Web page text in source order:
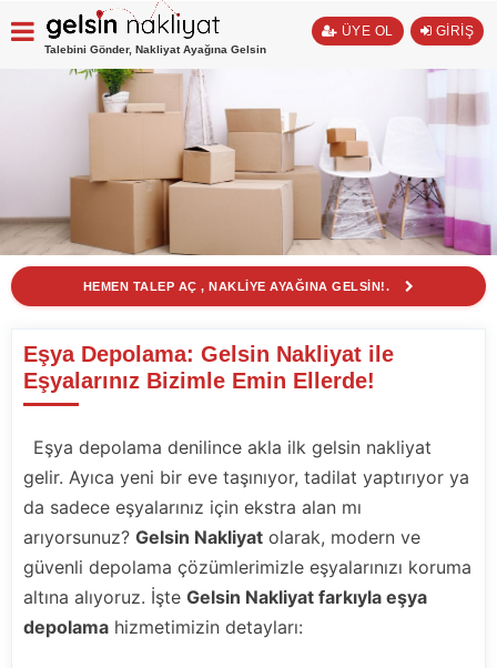
Talebini Gönder, Nakliyat Ayağına Gelsin
ÜYE OL GİRİŞ
HEMEN TALEP AÇ , NAKLİYE AYAĞINA GELSİN!.
Eşya Depolama: Gelsin Nakliyat ile
Eşyalarınız Bizimle Emin Ellerde!
Eşya depolama denilince akla ilk gelsin nakliyat
gelir. Ayıca yeni bir eve taşınıyor, tadilat yaptırıyor ya
da sadece eşyalarınız için ekstra alan mı
arıyorsunuz? Gelsin Nakliyat olarak, modern ve
güvenli depolama çözümlerimizle eşyalarınızı koruma
altına alıyoruz. İşte Gelsin Nakliyat farkıyla eşya
depolama hizmetimizin detayları: